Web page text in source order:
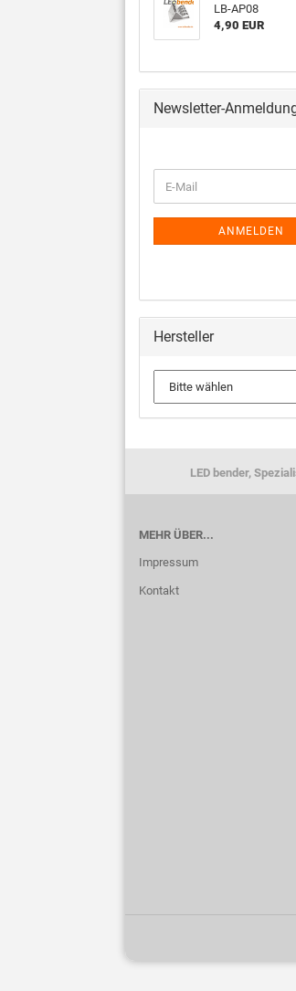
LB-AP08
4,90 EUR
Newsletter-
ANMELDEN
Hersteller
LED bender,
MEHR ÜBER...
Impressum
Kontakt